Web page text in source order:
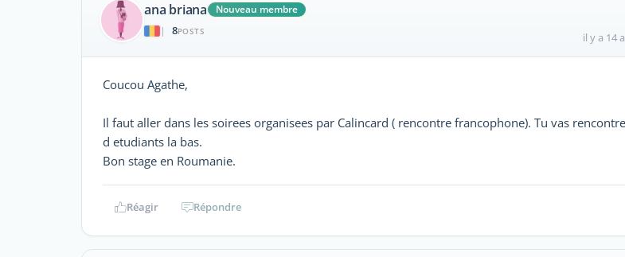
ana briana
Nouveau membre
|
8POSTS il y a 14
Coucou Agathe,
Il faut aller dans les soirees organisees par Calincard ( rencontre francophone). Tu vas
d etudiants la bas.
Bon stage en Roumanie.
Réagir Répondre